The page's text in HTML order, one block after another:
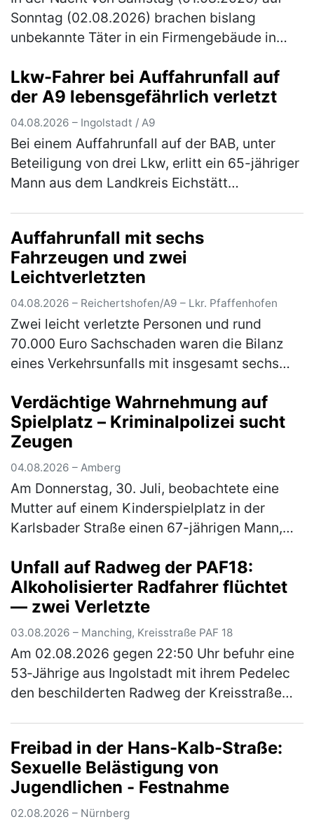
Sonntag (02.08.2026) brachen bislang
unbekannte Täter in ein Firmengebäude in
Ingolstadt hat die Ermittlungen übernomm…
(mehr)
Lkw-Fahrer bei Auffahrunfall auf
der A9 lebensgefährlich verletzt
04.08.2026 – Ingolstadt / A9
Bei einem Auffahrunfall auf der BAB, unter
Beteiligung von drei Lkw, erlitt ein 65-jähriger
Mann aus dem Landkreis Eichstätt
Auffahrunfall mit sechs
Fahrzeugen und zwei
Leichtverletzten
04.08.2026 – Reichertshofen/A9 – Lkr. Pfaffenhofen
Zwei leicht verletzte Personen und rund
70.000 Euro Sachschaden waren die Bilanz
eines Verkehrsunfalls mit insgesamt sechs
Montagabend gegen 20.00 Uhr. Ein 50-jäh…
(mehr)
Verdächtige Wahrnehmung auf
Spielplatz – Kriminalpolizei sucht
Zeugen
04.08.2026 – Amberg
Am Donnerstag, 30. Juli, beobachtete eine
Mutter auf einem Kinderspielplatz in der
Karlsbader Straße einen 67-jährigen Mann,
Kriminalpolizeiinspektion Amberg…(mehr)
Unfall auf Radweg der PAF18:
Alkoholisierter Radfahrer flüchtet
— zwei Verletzte
03.08.2026 – Manching, Kreisstraße PAF 18
Am 02.08.2026 gegen 22:50 Uhr befuhr eine
53‑Jährige aus Ingolstadt mit ihrem Pedelec
den beschilderten Radweg der Kreisstraße
Freibad in der Hans-Kalb-Straße:
Sexuelle Belästigung von
Jugendlichen - Festnahme
02.08.2026 – Nürnberg